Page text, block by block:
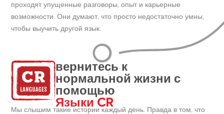
проходят упущенные разговоры, опыт и карьерные
возможности. Они думают, что просто недостаточно умны,
чтобы выучить другой язык.
вернитесь к
нормальной жизни с
помощью
Языки CR
Мы слышим такие истории каждый день. Правда в том, что